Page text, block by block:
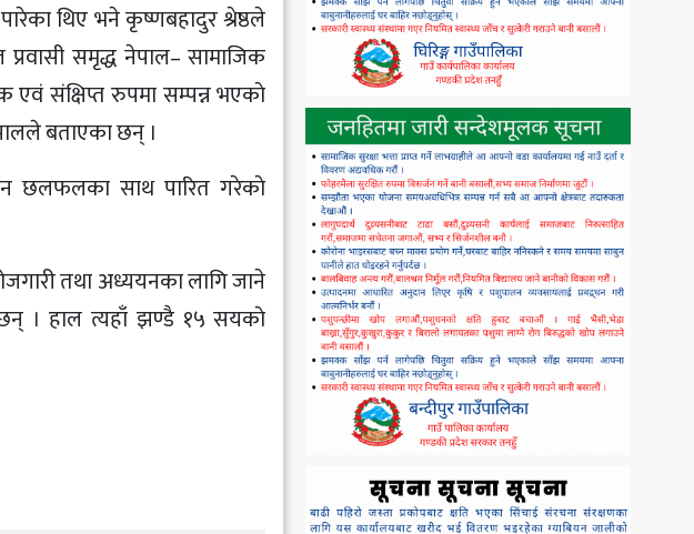
थिए भने कृष्णबहादुर श्रेष्ठले
समृद्ध नेपाल– सामाजिक
एवं संक्षिप्त रुपमा सम्पन्न भएकाे
बताएका छन् ।
छलफलका साथ पारित गरेकाे
तथा अध्ययनका लागि जाने
। हाल त्यहाँ झण्डै १५ सयकाे